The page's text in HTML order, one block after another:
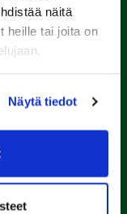
näitä
heille tai joita on
Näytä tiedot